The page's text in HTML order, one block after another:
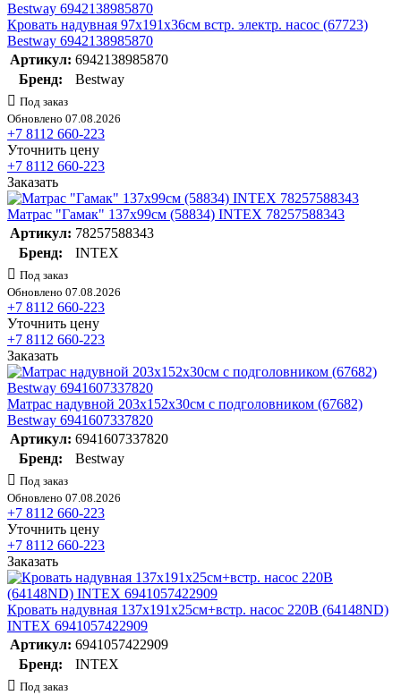
Кровать надувная 97х191х36см встр. электр. насос (67723)
Bestway 6942138985870
Артикул: 6942138985870
Бренд:
Bestway
Под заказ
Обновлено 07.08.2026
+7 8112 660-223
Уточнить цену
+7 8112 660-223
Заказать
Матрас "Гамак" 137х99см (58834) INTEX 78257588343
Артикул: 78257588343
Бренд:
INTEX
Под заказ
Обновлено 07.08.2026
+7 8112 660-223
Уточнить цену
+7 8112 660-223
Заказать
Матрас надувной 203х152х30см с подголовником (67682)
Bestway 6941607337820
Артикул: 6941607337820
Бренд:
Bestway
Под заказ
Обновлено 07.08.2026
+7 8112 660-223
Уточнить цену
+7 8112 660-223
Заказать
Кровать надувная 137х191х25см+встр. насос 220В (64148ND)
INTEX 6941057422909
Артикул: 6941057422909
Бренд:
INTEX
Под заказ